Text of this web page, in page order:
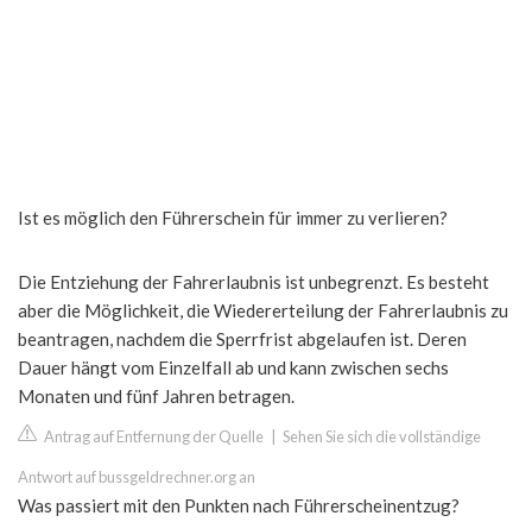
Ist es möglich den Führerschein für immer zu verlieren?
Die Entziehung der Fahrerlaubnis ist unbegrenzt. Es besteht
aber die Möglichkeit, die Wiedererteilung der Fahrerlaubnis zu
beantragen, nachdem die Sperrfrist abgelaufen ist. Deren
Dauer hängt vom Einzelfall ab und kann zwischen sechs
Monaten und fünf Jahren betragen.
Antrag auf Entfernung der Quelle Sehen Sie sich die vollständige
Antwort auf bussgeldrechner.org an
Was passiert mit den Punkten nach Führerscheinentzug?